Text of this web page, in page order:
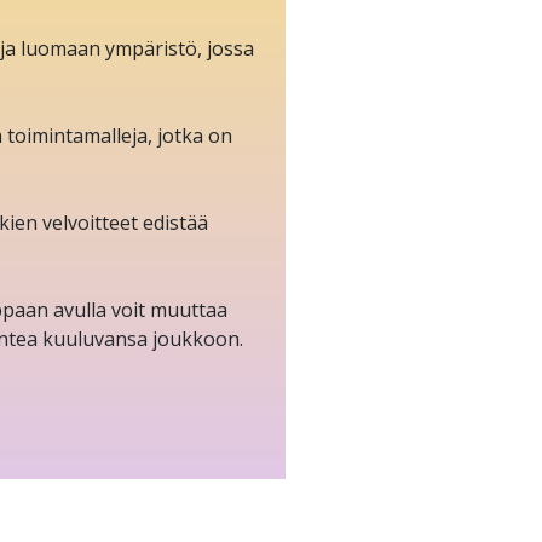
luomaan ympäristö, jossa
jotka on
velvoitteet edistää
avulla voit muuttaa
kuuluvansa joukkoon.